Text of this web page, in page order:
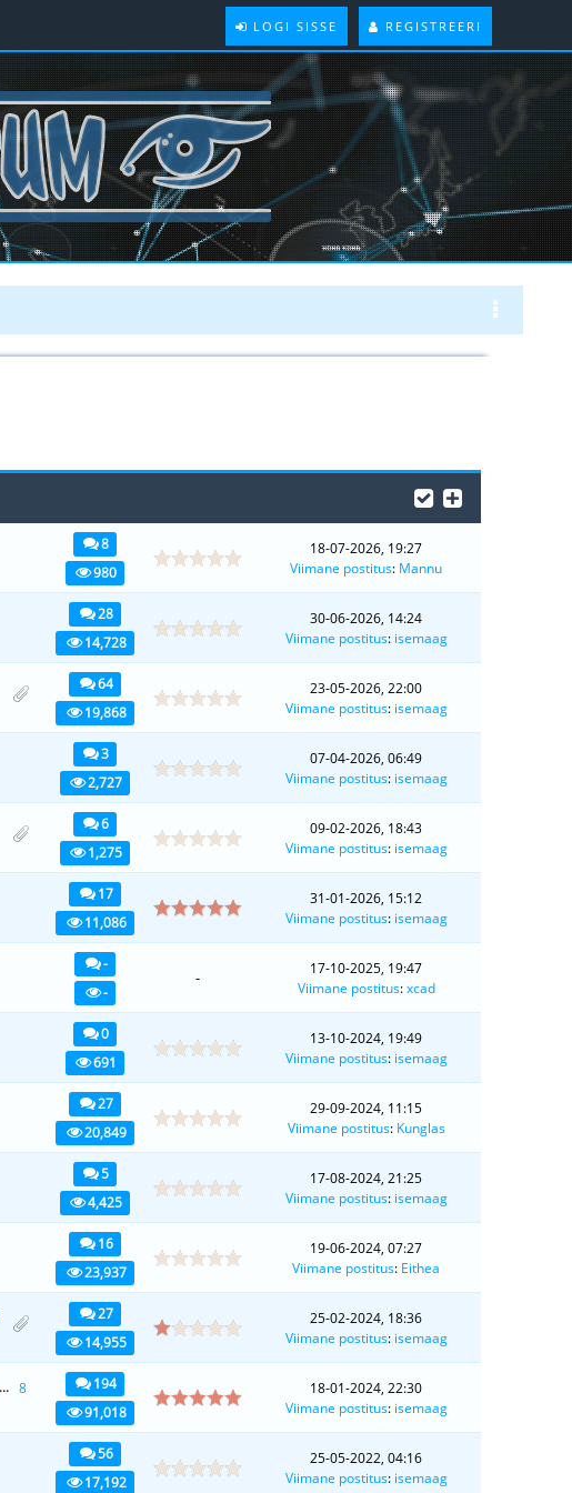
LOGI SISSE REGISTREERI
8
980
18-07-2026, 19:27
Viimane postitus: Mannu
28
14,728
30-06-2026, 14:24
Viimane postitus: isemaag
64
19,868
23-05-2026, 22:00
Viimane postitus: isemaag
3
2,727
07-04-2026, 06:49
Viimane postitus: isemaag
6
1,275
09-02-2026, 18:43
Viimane postitus: isemaag
17
11,086
31-01-2026, 15:12
Viimane postitus: isemaag
-
-
-
17-10-2025, 19:47
Viimane postitus:xcad
0
691
13-10-2024, 19:49
Viimane postitus: isemaag
27
20,849
29-09-2024, 11:15
Viimane postitus: Kunglas
5
4,425
17-08-2024, 21:25
Viimane postitus: isemaag
16
23,937
19-06-2024, 07:27
Viimane postitus: Eithea
27
14,955
25-02-2024, 18:36
Viimane postitus: isemaag
... 8
194
91,018
18-01-2024, 22:30
Viimane postitus: isemaag
56
17,192
25-05-2022, 04:16
Viimane postitus: isemaag